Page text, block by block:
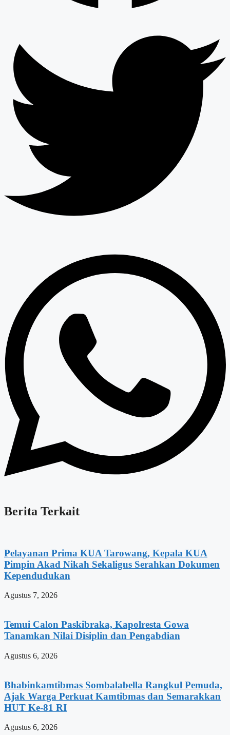
Berita Terkait
Pelayanan Prima KUA Tarowang, Kepala KUA
Pimpin Akad Nikah Sekaligus Serahkan Dokumen
Kependudukan
Agustus 7, 2026
Temui Calon Paskibraka, Kapolresta Gowa
Tanamkan Nilai Disiplin dan Pengabdian
Agustus 6, 2026
Bhabinkamtibmas Sombalabella Rangkul Pemuda,
Ajak Warga Perkuat Kamtibmas dan Semarakkan
HUT Ke-81 RI
Agustus 6, 2026